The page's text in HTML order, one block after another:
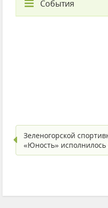
События
Зеленогорской
«Юность»